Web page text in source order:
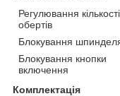
Регулювання кількості
обертів
Блокування
Блокування кнопки
включення
Комплектація